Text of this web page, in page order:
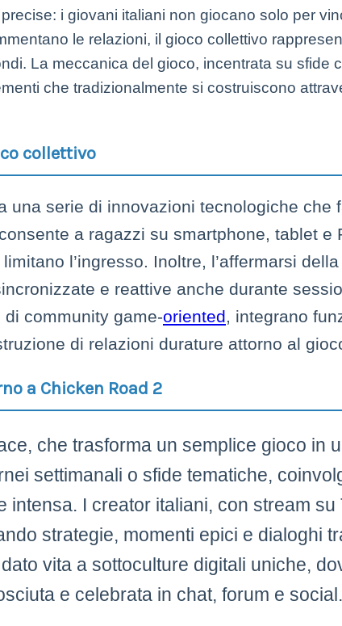
i giovani italiani non giocano solo per
le relazioni, il gioco collettivo
La meccanica del gioco, incentrata su sfide
che tradizionalmente si costruiscono
collettivo
serie di innovazioni tecnologiche che
a ragazzi su smartphone, tablet e
l’ingresso. Inoltre, l’affermarsi
e reattive anche durante
community game-oriented, integrano
di relazioni durature attorno al
a Chicken Road 2
che trasforma un semplice gioco in
settimanali o sfide tematiche,
I creator italiani, con stream su
strategie, momenti epici e dialoghi
vita a sottoculture digitali uniche,
e celebrata in chat, forum e social.